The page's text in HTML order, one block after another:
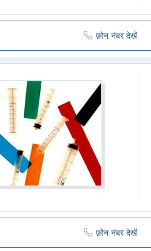
फ़ोन नंबर देखें
फ़ोन नंबर देखें